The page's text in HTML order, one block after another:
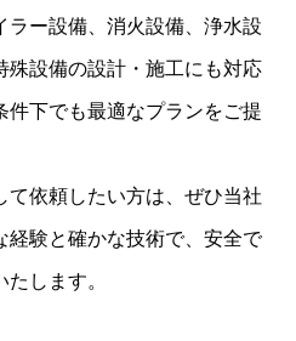
ラー設備、消火設備、浄水設
殊設備の設計・施工にも対応
件下でも最適なプランをご提
て依頼したい方は、ぜひ当社
経験と確かな技術で、安全で
します。